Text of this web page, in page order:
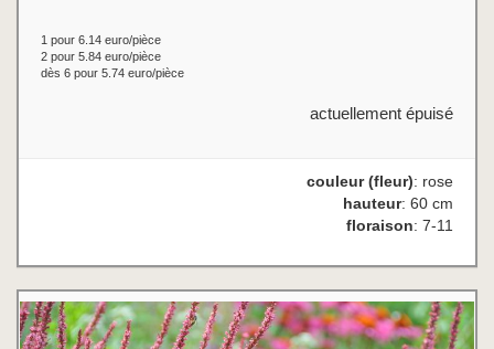
1 pour 6.14 euro/pièce
2 pour 5.84 euro/pièce
dès 6 pour 5.74 euro/pièce
actuellement épuisé
couleur (fleur): rose
hauteur: 60 cm
floraison: 7-11